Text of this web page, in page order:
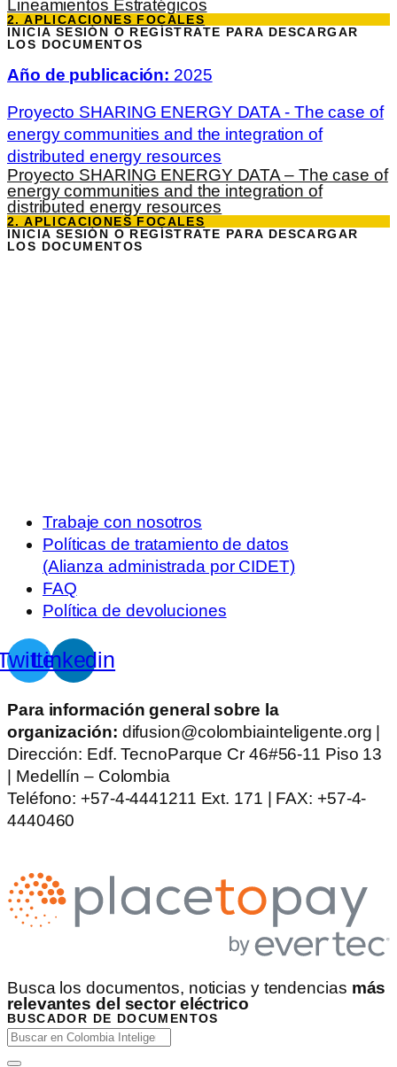
Lineamientos Estratégicos
2. APLICACIONES FOCALES
INICIA SESIÓN O REGÍSTRATE PARA DESCARGAR
LOS DOCUMENTOS
Año de publicación: 2025
Proyecto SHARING ENERGY DATA - The case of
energy communities and the integration of
distributed energy resources
Proyecto SHARING ENERGY DATA – The case of
energy communities and the integration of
distributed energy resources
2. APLICACIONES FOCALES
INICIA SESIÓN O REGÍSTRATE PARA DESCARGAR
LOS DOCUMENTOS
Trabaje con nosotros
Políticas de tratamiento de datos
(Alianza administrada por CIDET)
FAQ
Política de devoluciones
Linkedin
Para información general sobre la
organización: difusion@colombiainteligente.org |
Dirección: Edf. TecnoParque Cr 46#56-11 Piso 13
| Medellín – Colombia
Teléfono: +57-4-4441211 Ext. 171 | FAX: +57-4-
4440460
Busca los documentos, noticias y tendencias más
relevantes del sector eléctrico
BUSCADOR DE DOCUMENTOS